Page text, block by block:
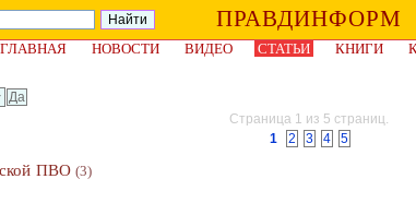
ПРАВДИНФОРМ
ГЛАВНАЯ
НОВОСТИ ВИДЕО СТАТЬИ КНИГИ
Страница 1 из 5 страниц.
1
2 3 4 5
ПВО (3)